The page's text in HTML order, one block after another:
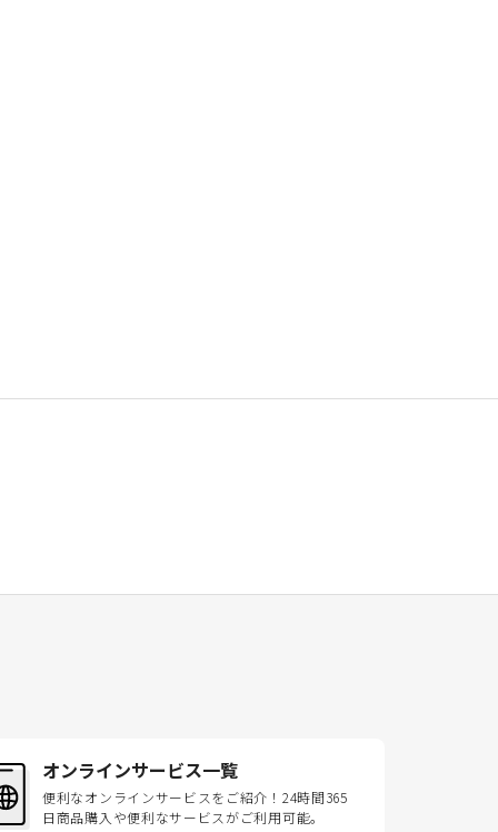
オンラインサービス一覧
便利なオンラインサービスをご紹介！24時間365
日商品購入や便利なサービスがご利用可能。